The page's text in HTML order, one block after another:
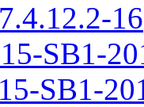
16
SB1-
SB1-